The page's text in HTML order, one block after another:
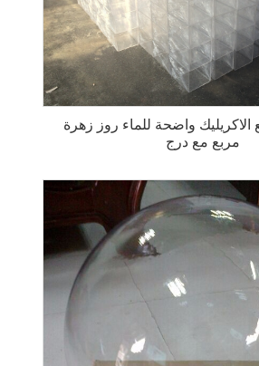
الاكريليك واضحة للماء روز زهرة
مربع مع درج